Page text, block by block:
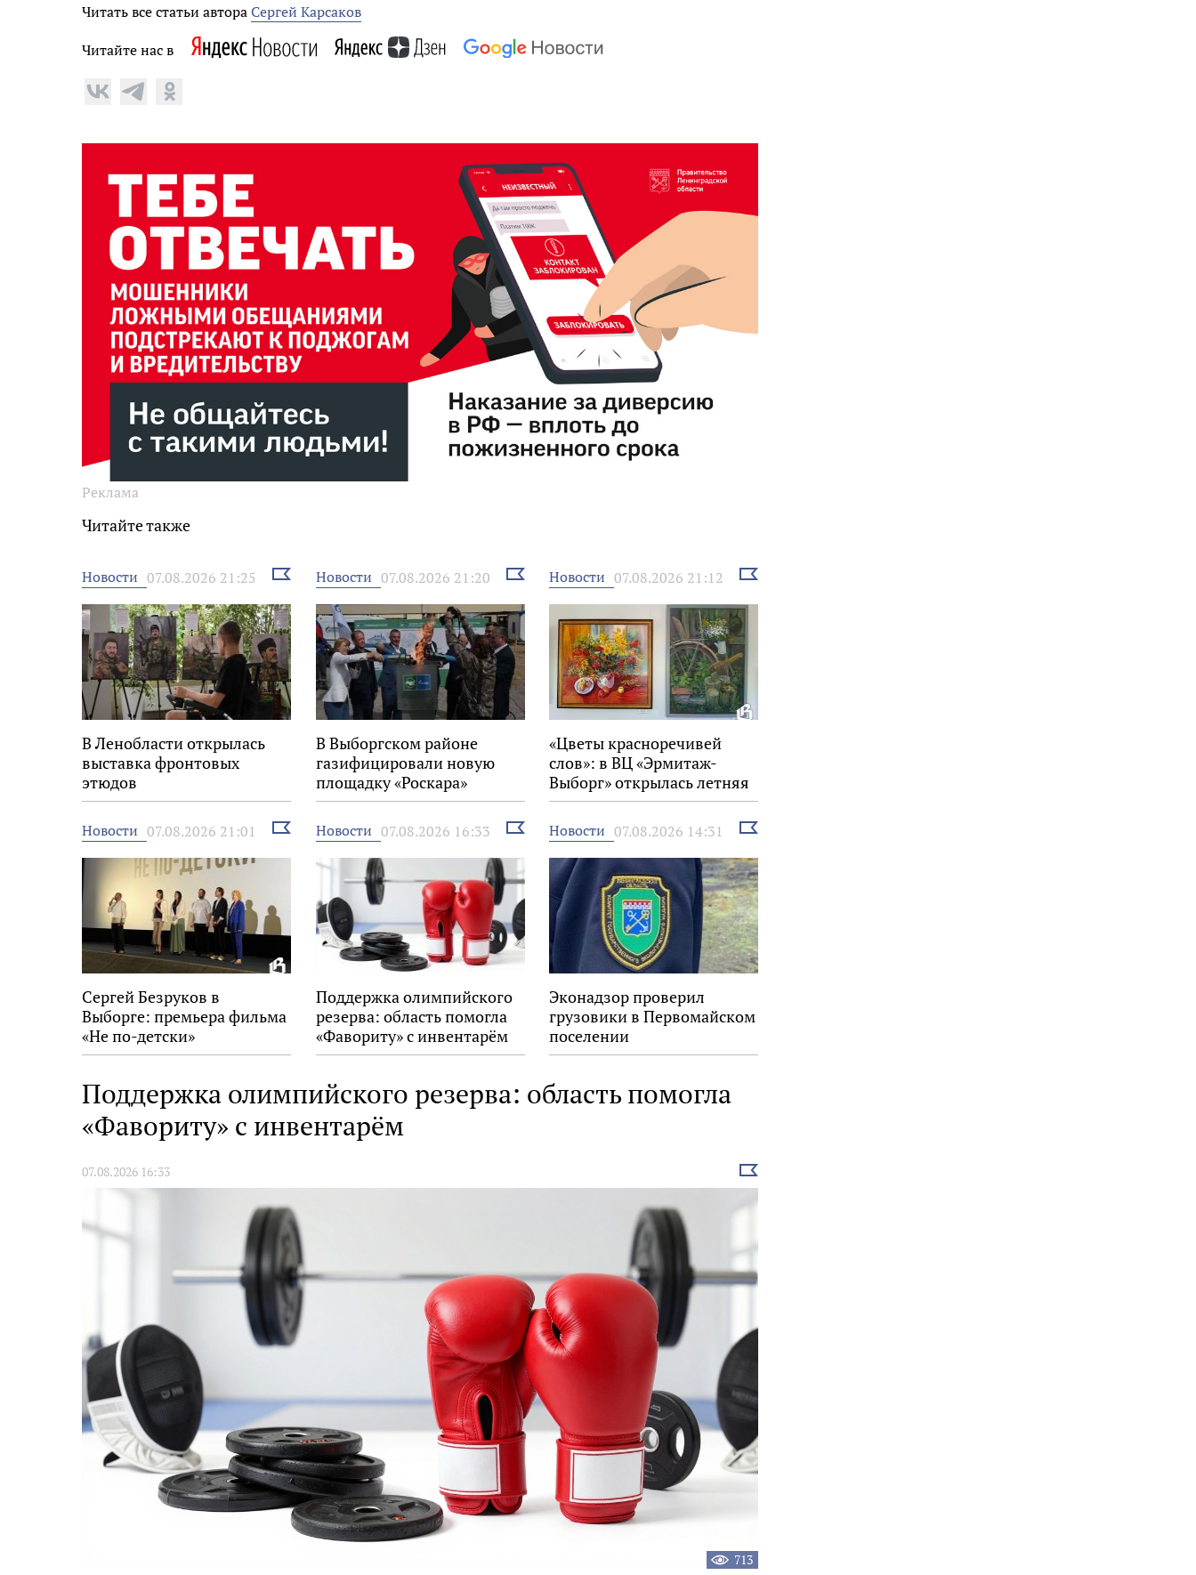
Читать все статьи автораСергей Карсаков
Читайте нас в
Реклама
Читайте также
Новости 07.08.2026 21:25
Выбрать
новость
В Ленобласти открылась
выставка фронтовых
этюдов
Новости 07.08.2026 21:20
Выбрать
новость
В Выборгском районе
газифицировали новую
площадку «Роскара»
Новости 07.08.2026 21:12
Выбрать
«Цветы красноречивей
слов»: в ВЦ «Эрмитаж-
Выборг» открылась летняя
выставка
Новости 07.08.2026 21:01
Выбрать
новость
Сергей Безруков в
Выборге: премьера фильма
«Не по-детски»
Новости 07.08.2026 16:33
Выбрать
новость
Поддержка олимпийского
резерва: область помогла
«Фавориту» с инвентарём
Новости 07.08.2026 14:31
Выбрать
Эконадзор проверил
грузовики в Первомайском
поселении
Поддержка олимпийского резерва: область помогла
«Фавориту» с инвентарём
07.08.2026 16:33
Выбрать
новость
713